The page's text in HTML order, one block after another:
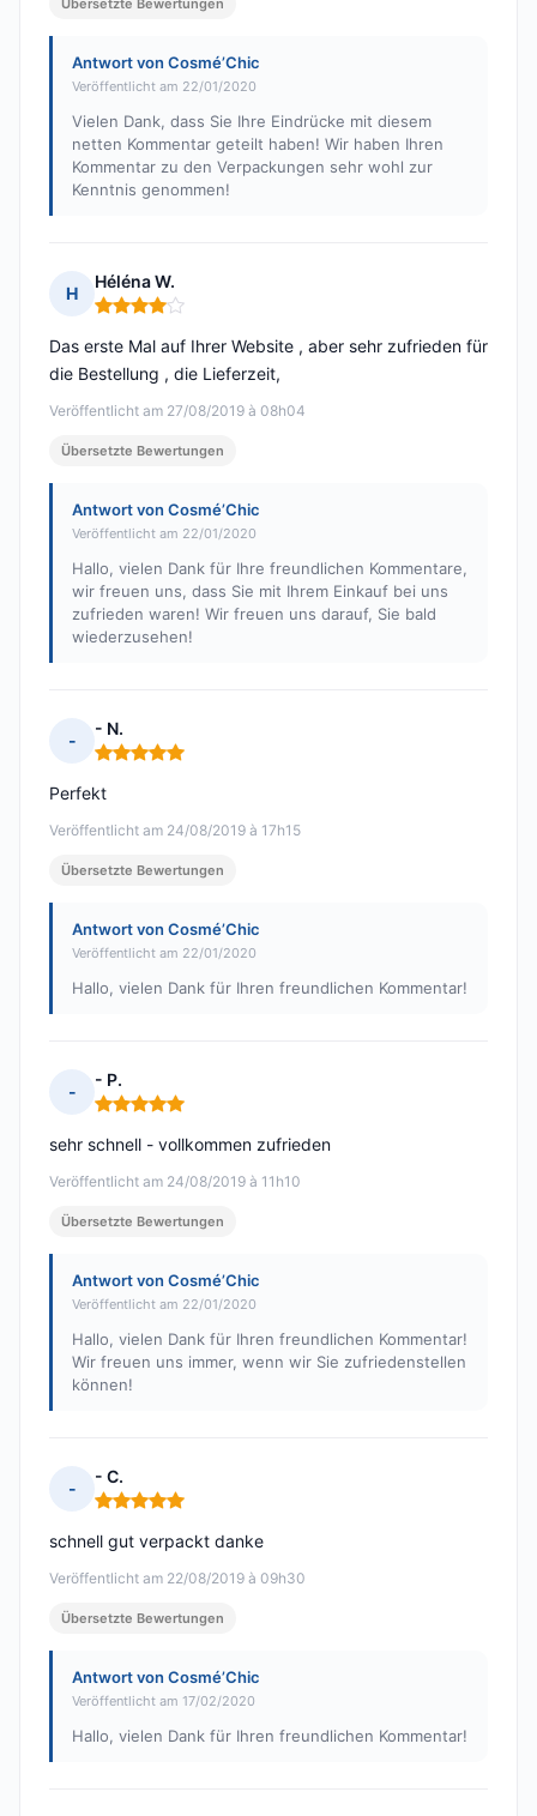
Übersetzte Bewertungen
Antwort von Cosmé’Chic
Veröffentlicht am 22/01/2020
Vielen Dank, dass Sie Ihre Eindrücke mit diesem
netten Kommentar geteilt haben! Wir haben Ihren
Kommentar zu den Verpackungen sehr wohl zur
Kenntnis genommen!
H
Héléna W.
Hinweis: 4 von 5
Veröffentlicht am 27/08/2019 à 08h04
Das erste Mal auf Ihrer Website , aber sehr zufrieden für
die Bestellung , die Lieferzeit,
Übersetzte Bewertungen
Antwort von Cosmé’Chic
Veröffentlicht am 22/01/2020
Hallo, vielen Dank für Ihre freundlichen Kommentare,
wir freuen uns, dass Sie mit Ihrem Einkauf bei uns
zufrieden waren! Wir freuen uns darauf, Sie bald
wiederzusehen!
-
- N.
Hinweis: 5 von 5
Veröffentlicht am 24/08/2019 à 17h15
Perfekt
Übersetzte Bewertungen
Antwort von Cosmé’Chic
Veröffentlicht am 22/01/2020
Hallo, vielen Dank für Ihren freundlichen Kommentar!
-
- P.
Hinweis: 5 von 5
Veröffentlicht am 24/08/2019 à 11h10
sehr schnell - vollkommen zufrieden
Übersetzte Bewertungen
Antwort von Cosmé’Chic
Veröffentlicht am 22/01/2020
Hallo, vielen Dank für Ihren freundlichen Kommentar!
Wir freuen uns immer, wenn wir Sie zufriedenstellen
können!
-
- C.
Hinweis: 5 von 5
Veröffentlicht am 22/08/2019 à 09h30
schnell gut verpackt danke
Übersetzte Bewertungen
Antwort von Cosmé’Chic
Veröffentlicht am 17/02/2020
Hallo, vielen Dank für Ihren freundlichen Kommentar!